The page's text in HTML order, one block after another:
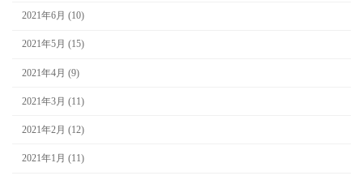
2021年6月 (10)
2021年5月 (15)
2021年4月 (9)
2021年3月 (11)
2021年2月 (12)
2021年1月 (11)